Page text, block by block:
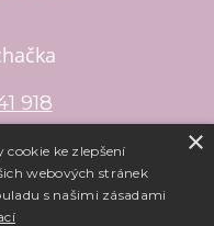
918
×
ke zlepšení
webových stránek
s našimi zásadami